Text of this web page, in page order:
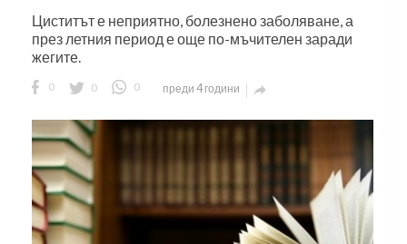
Циститът е неприятно, болезнено заболяване, а
през летния период е още по-мъчителен заради
жегите.
0 0 0 преди 4 години 